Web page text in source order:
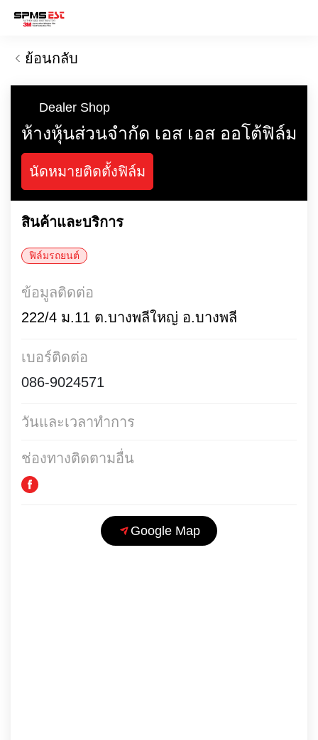
ย้อนกลับ
Dealer Shop
ห้างหุ้นส่วนจำกัด เอส เอส ออโต้ฟิล์ม
นัดหมายติดตั้งฟิล์ม
สินค้าและบริการ
ฟิล์มรถยนต์
ข้อมูลติดต่อ
222/4 ม.11 ต.บางพลีใหญ่ อ.บางพลี
เบอร์ติดต่อ
086-9024571
วันและเวลาทำการ
ช่องทางติดตามอื่น
Google Map